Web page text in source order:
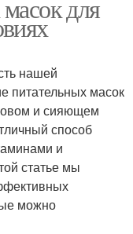
для
нашей
питательных масок
и сияющем
способ
и
статье мы
можно